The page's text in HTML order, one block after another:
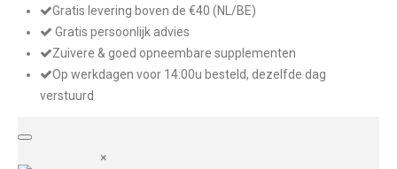
Gratis levering boven de €40 (NL/BE)
Gratis persoonlijk advies
Zuivere & goed opneembare supplementen
Op werkdagen voor 14:00u besteld, dezelfde dag
verstuurd
×